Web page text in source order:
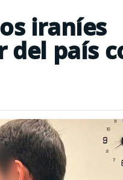
iraníes
del país